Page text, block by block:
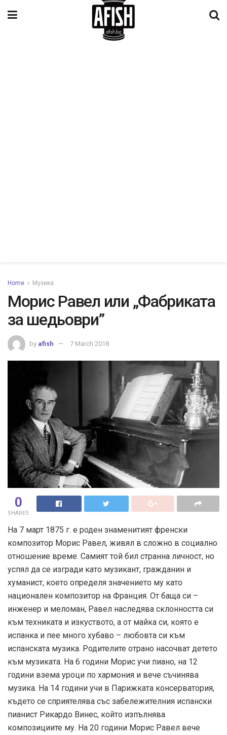
Home Музика
Морис Равел или „Фабриката
за шедьоври”
by afish 7 March 2018
0
SHARES
На 7 март 1875 г. е роден знаменитият френски
композитор Морис Равел, живял в сложно в социално
отношение време. Самият той бил странна личност, но
успял да се изгради като музикант, гражданин и
хуманист, което определя значението му като
национален композитор на Франция. От баща си –
инженер и меломан, Равел наследява склонността си
към техниката и изкуството, а от майка си, която е
испанка и пее много хубаво – любовта си към
испанската музика. Родителите отрано насочват детето
към музиката. На 6 години Морис учи пиано, на 12
години взема уроци по хармония и вече съчинява
музика. На 14 години учи в Парижката консерватория,
където се сприятелява със забележителния испански
пианист Рикардо Винес, който изпълнява
композициите му. На 20 години Морис Равел вече